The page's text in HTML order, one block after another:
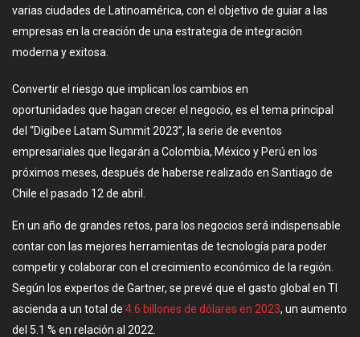
varias ciudades de Latinoamérica, con el objetivo de guiar a las
empresas en la creación de una estrategia de integración
moderna y exitosa.
Convertir el riesgo que implican los cambios en
oportunidades que hagan crecer el negocio, es el tema principal
del “Digibee Latam Summit 2023”, la serie de eventos
empresariales que llegarán a Colombia, México y Perú en los
próximos meses, después de haberse realizado en Santiago de
Chile el pasado 12 de abril.
En un año de grandes retos, para los negocios será indispensable
contar con las mejores herramientas de tecnología para poder
competir y colaborar con el crecimiento económico de la región.
Según los expertos de Gartner, se prevé que el gasto global en TI
ascienda a un total de 4.6 billones de dólares en 2023, un aumento
del 5.1 % en relación al 2022.